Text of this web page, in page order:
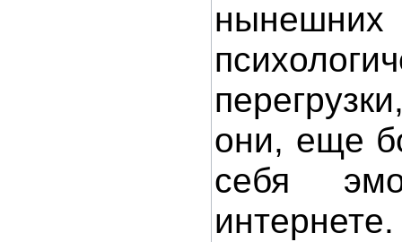
они, еще
себя
интернете.